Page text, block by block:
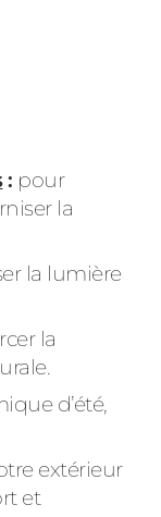
: pour
la
la lumière
la
d’été,
extérieur
et